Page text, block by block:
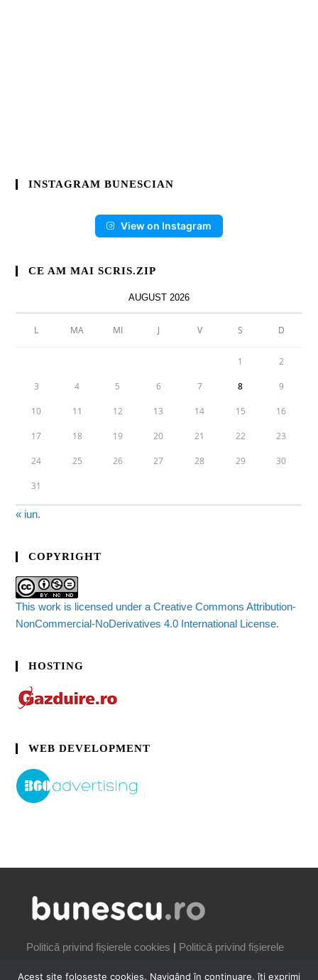
INSTAGRAM BUNESCIAN
View on Instagram
CE AM MAI SCRIS.ZIP
AUGUST 2026
L MA MI J V S D
1 2
3 4 5 6 7 8 9
10 11 12 13 14 15 16
17 18 19 20 21 22 23
24 25 26 27 28 29 30
31
« iun.
COPYRIGHT
This work is licensed under a Creative Commons Attribution-
NonCommercial-NoDerivatives 4.0 International License.
HOSTING
WEB DEVELOPMENT
Politică privind fișierele cookies | Politică privind fișierele
Acest site folosește cookies. Navigând în continuare, îți exprimi